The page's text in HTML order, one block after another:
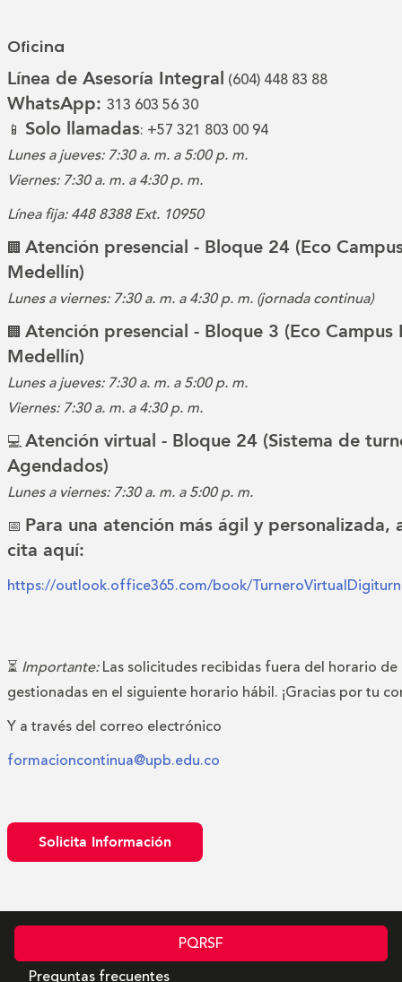
Oficina
Línea de Asesoría Integral (604) 448 83 88
WhatsApp: 313 603 56 30
📱 Solo llamadas: +57 321 803 00 94
Lunes a jueves: 7:30 a. m. a 5:00 p. m.
Viernes: 7:30 a. m. a 4:30 p. m.
Línea fija: 448 8388 Ext. 10950
🏢 Atención presencial - Bloque 24 (Eco
Medellín)
Lunes a viernes: 7:30 a. m. a 4:30 p. m. (jornada continua)
🏢 Atención presencial - Bloque 3 (Eco Campus
Medellín)
Lunes a jueves: 7:30 a. m. a 5:00 p. m.
Viernes: 7:30 a. m. a 4:30 p. m.
💻Atención virtual - Bloque 24 (Sistema de
Agendados)
Lunes a viernes: 7:30 a. m. a 5:00 p. m.
📅 Para una atención más ágil y personalizada,
cita aquí:
https://outlook.office365.com/book/
⏳ Importante:Las solicitudes recibidas fuera del horario de
gestionadas en el siguiente horario hábil. ¡Gracias por tu
Y a través del correo electrónico
formacioncontinua@upb.edu.co
Solicita Información
PQRSF
Preguntas frecuentes